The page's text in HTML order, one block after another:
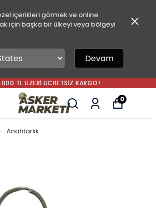
içerikleri görmek ve online
için başka bir ülkeyi veya bölgeyi
Devam
TL ÜZERI ÜCRETSIZ KARGO!
0
Anahtarlık